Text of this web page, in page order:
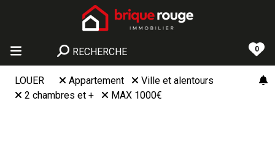
RECHERCHE 0
LOUER Appartement
Ville et alentours
2 chambres et +
MAX 1000€